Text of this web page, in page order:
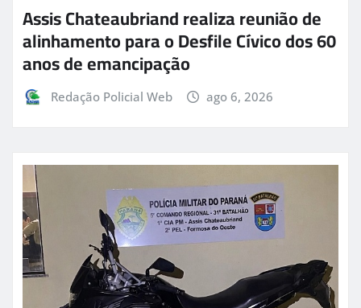
Assis Chateaubriand realiza reunião de
alinhamento para o Desfile Cívico dos 60
anos de emancipação
Redação Policial Web ago 6, 2026